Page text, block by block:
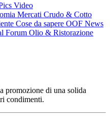
Video
Mercati Crudo & Cotto
Cose da sapere OOF News
Forum Olio & Ristorazione
promozione di una solida
condimenti.